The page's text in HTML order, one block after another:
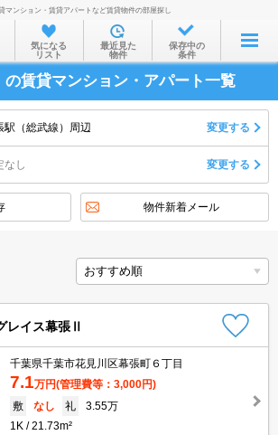
お部屋を探す
沿線・駅から
住所から
家賃相場から
物件特集から
不動産会社から
TOP
マンション・賃貸アパートなど賃貸物件の部屋探し
気になる
リスト
最近見た
物件
保存中の
条件
賃貸マンション・アパート一覧
駅（総武線）周辺 変更する
なし 変更する
物件新着メール
レイス幕張Ⅱ
千葉県千葉市花見川区幕張町６丁目
7.1万円(管理費等：3,000円)
敷
なし 礼
3.55万
1K
21.73m²